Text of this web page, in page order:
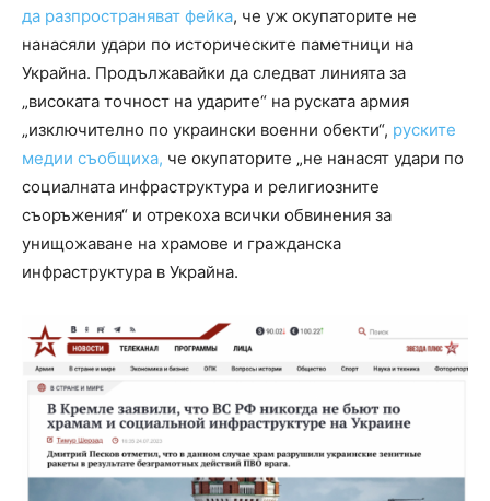
да разпространяват фейка, че уж окупаторите не
нанасяли удари по историческите паметници на
Украйна. Продължавайки да следват линията за
„високата точност на ударите“ на руската армия
„изключително по украински военни обекти“, руските
медии съобщиха, че окупаторите „не нанасят удари по
социалната инфраструктура и религиозните
съоръжения“ и отрекоха ​​всички обвинения за
унищожаване на храмове и гражданска
инфраструктура в Украйна.